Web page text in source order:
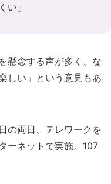
い」
懸念する声が多く、な
しい」という意見もあ
の両日、テレワークを
ーネットで実施。107